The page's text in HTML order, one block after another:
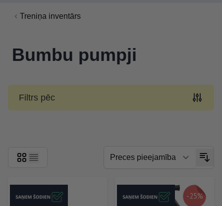
Treniņa inventārs
Bumbu pumpji
Filtrs pēc
-25%